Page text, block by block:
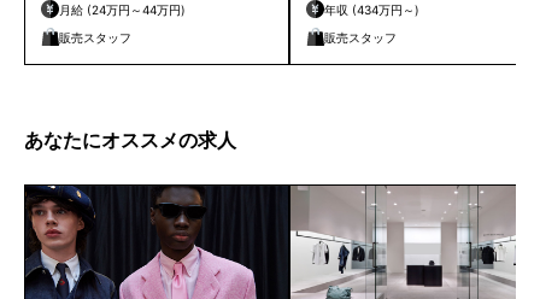
月給 (24万円～44万円)
販売スタッフ
年収 (434万円～)
販売スタッフ
あなたにオススメの求人